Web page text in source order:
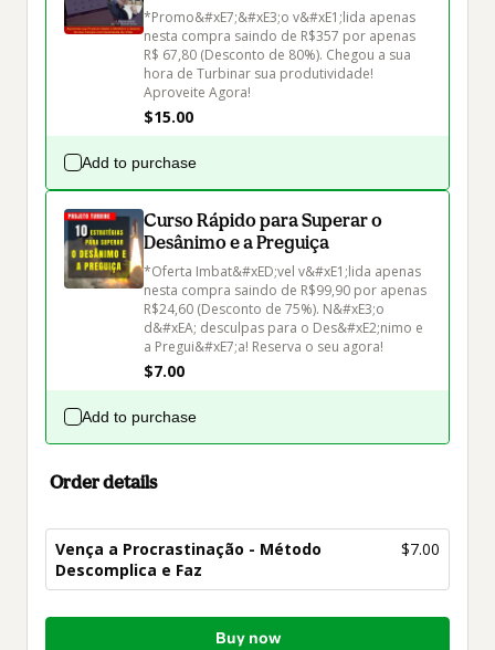
*Promo&#xE7;&#xE3;o v&#xE1;lida apenas
nesta compra saindo de R$357 por apenas
R$ 67,80 (Desconto de 80%). Chegou a sua
hora de Turbinar sua produtividade!
Aproveite Agora!
$15.00
Add to purchase
Curso Rápido para Superar o
Desânimo e a Preguiça
*Oferta Imbat&#xED;vel v&#xE1;lida apenas
nesta compra saindo de R$99,90 por apenas
R$24,60 (Desconto de 75%). N&#xE3;o
d&#xEA; desculpas para o Des&#xE2;nimo e
$7.00
Add to purchase
Order details
Vença a Procrastinação - Método
Descomplica e Faz
$7.00
Total
Buy now